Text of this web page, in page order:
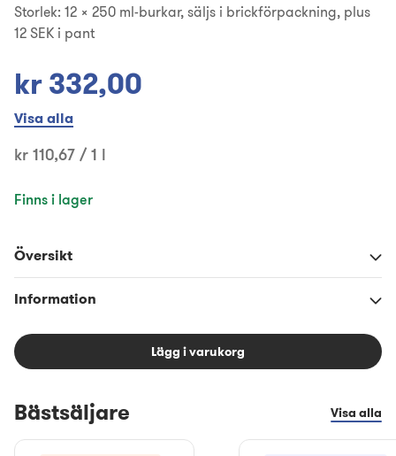
Storlek: 12 x 250 ml-burkar, säljs i brickförpackning, plus
12 SEK i pant
kr 332,00
Visa alla
kr 110,67 / 1 l
Finns i lager
Översikt
Information
Lägg i varukorg
Bästsäljare Visa alla